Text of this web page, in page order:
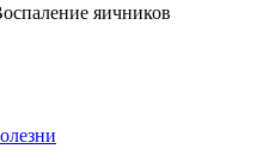
яичников